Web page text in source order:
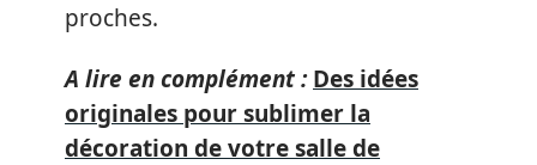
proches.
A lire en complément : Des idées
originales pour sublimer la
décoration de votre salle de